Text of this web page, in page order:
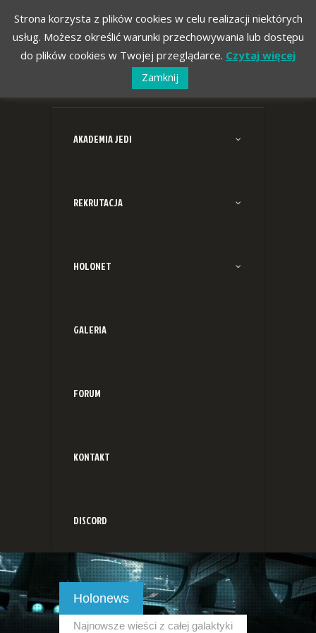
AKADEMIA JEDI
REKRUTACJA
HOLONET
GALERIA
FORUM
KONTAKT
DISCORD
Holonews
Najnowsze wieści z całej galaktyki
Strona korzysta z plików cookies w celu realizacji niektórych
usług. Możesz określić warunki przechowywania lub dostępu
do plików cookies w Twojej przeglądarce. Czytaj więcej
Zamknij